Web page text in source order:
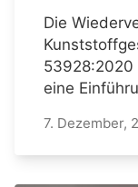
Die
53928:2020
eine
7. Dezember,